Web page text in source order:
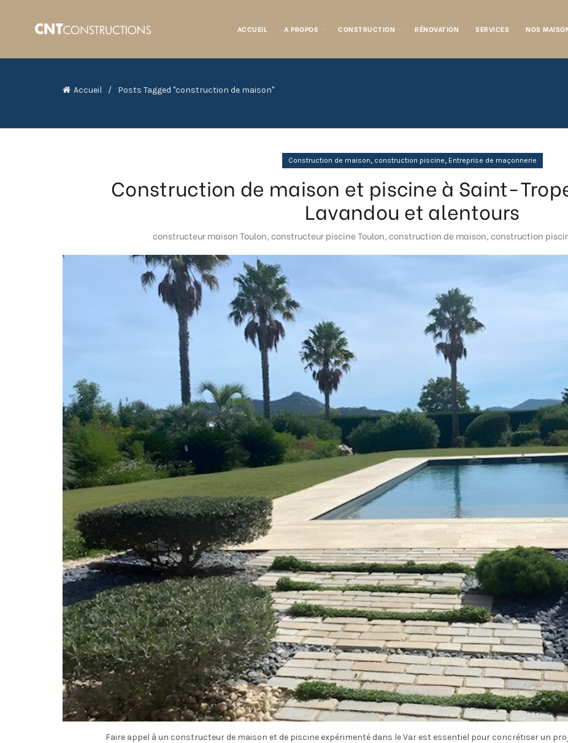
ACCUEIL A PROPOS CONSTRUCTION RÉNOVATION SERVICES NOS
Accueil Posts Tagged "construction de maison"
Construction de maison, construction piscine, Entreprise de maçonnerie
Construction de maison et piscine à Saint-
Lavandou et alentours
constructeur maison Toulon,constructeur piscine Toulon,construction de maison,construction
Faire appel à un constructeur de maison et de piscine expérimenté dans le Var est essentiel pour concrétiser un